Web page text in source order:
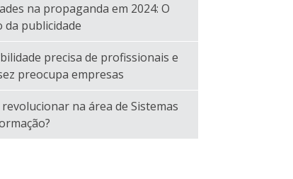
na propaganda em 2024: O
publicidade
precisa de profissionais e
preocupa empresas
na área de Sistemas